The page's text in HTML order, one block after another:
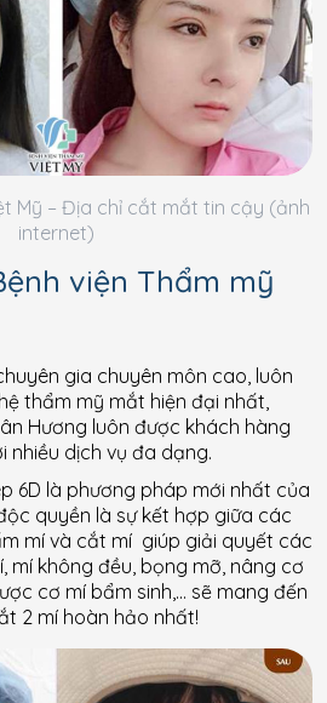
Mỹ – Địa chỉ cắt mắt tin cậy (ảnh
internet)
viện Thẩm mỹ
gia chuyên môn cao, luôn
thẩm mỹ mắt hiện đại nhất,
Hương luôn được khách hàng
nhiều dịch vụ đa dạng.
6D là phương pháp mới nhất của
quyền là sự kết hợp giữa các
mí và cắt mí giúp giải quyết các
mí không đều, bọng mỡ, nâng cơ
cơ mí bẩm sinh,… sẽ mang đến
2 mí hoàn hảo nhất!